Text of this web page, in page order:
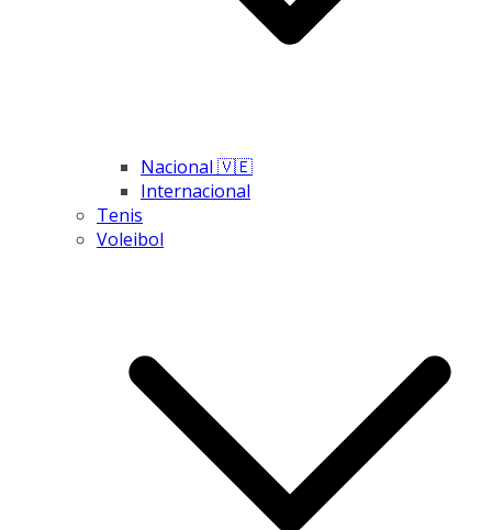
Nacional 🇻🇪
Internacional
Tenis
Voleibol